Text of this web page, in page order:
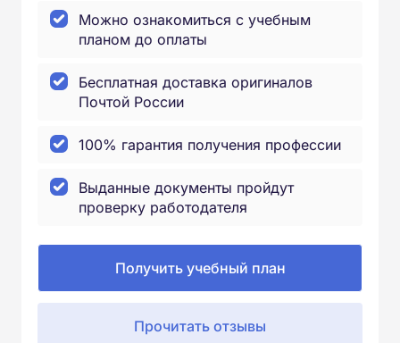
Можно ознакомиться с учебным
планом до оплаты
Бесплатная доставка оригиналов
Почтой России
100% гарантия получения профессии
Выданные документы пройдут
проверку работодателя
Получить учебный план
Прочитать отзывы